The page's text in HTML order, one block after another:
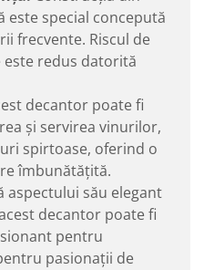
este special concepută
frecvente. Riscul de
redus datorită
decantor poate fi
și servirea vinurilor,
spirtoase, oferind o
îmbunătățită.
aspectului său elegant
decantor poate fi
pentru
pasionații de